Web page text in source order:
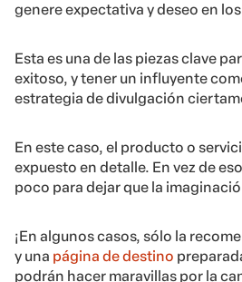
genere expectativa y deseo en
Esta es una de las piezas clave
exitoso, y tener un influyente
estrategia de divulgación
En este caso, el producto o
expuesto en detalle. En vez de
poco para dejar que la
¡En algunos casos, sólo la
y una página de destino
podrán hacer maravillas por la